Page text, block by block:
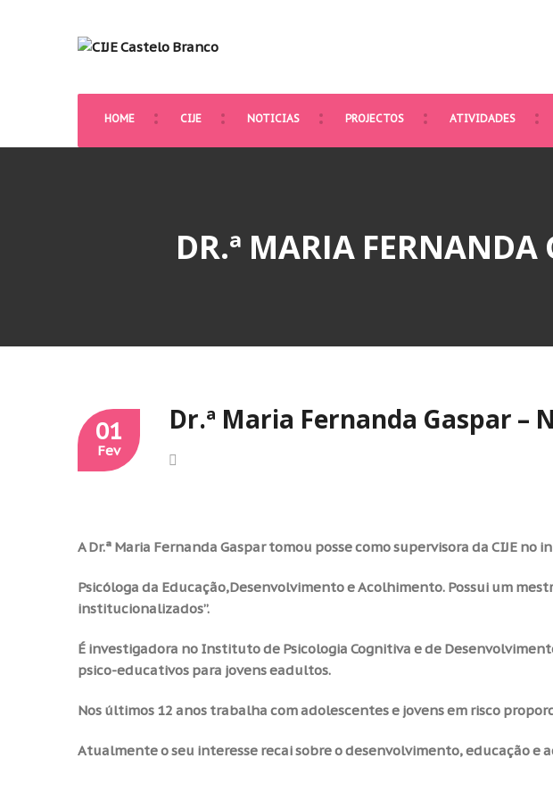
HOME CIJE NOTICIAS PROJECTOS ATIVIDADES
DR.ª MARIA FERNANDA
01
Fev
Dr.ª Maria Fernanda Gaspar –
A Dr.ª Maria Fernanda Gaspar tomou posse como supervisora da CIJE no
Psicóloga da Educação,Desenvolvimento e Acolhimento. Possui um
institucionalizados”.
É investigadora no Instituto de Psicologia Cognitiva e de
psico-educativos para jovens eadultos.
Nos últimos 12 anos trabalha com adolescentes e jovens em risco
Atualmente o seu interesse recai sobre o desenvolvimento, educação